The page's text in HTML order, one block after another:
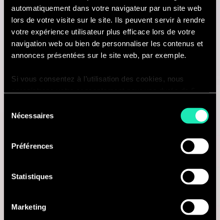
automatiquement dans votre navigateur par un site web
lors de votre visite sur le site. Ils peuvent servir à rendre
votre expérience utilisateur plus efficace lors de votre
navigation web ou bien de personnaliser les contenus et
annonces présentées sur le site web, par exemple.
Si vous consentez à l’utilisation des cookies, nous
consentir à cette utilisation à nouveau. Si vous ne
fonctionnement et ne personnalisera pas votre
Vous pouvez accéder à la liste complète des cookies
notre déclaration dédiée.
Nécessaires
Préférences
Statistiques
Marketing
Consulting
Data Science Consultant
Maastricht, Pays-Bas